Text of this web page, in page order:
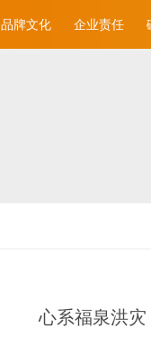
品牌文化 企业责任
心系福泉洪